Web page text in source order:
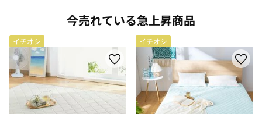
今売れている急上昇商品
イチオシ イチオシ